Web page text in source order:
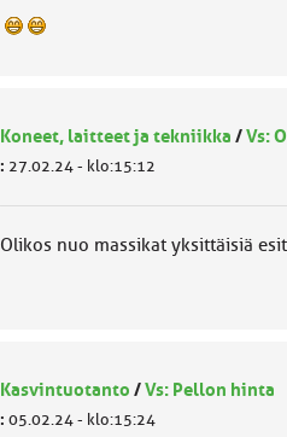
Koneet, laitteet ja tekniikka /Vs:
: 27.02.24 - klo:15:12
Olikos nuo massikat yksittäisiä
Kasvintuotanto /Vs: Pellon hinta
: 05.02.24 - klo:15:24